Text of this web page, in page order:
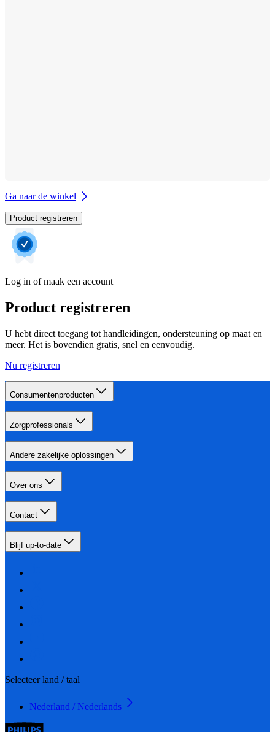
Ga naar de winkel
Product registreren
Log in of maak een account
Product registreren
U hebt direct toegang tot handleidingen, ondersteuning op maat en
meer. Het is bovendien gratis, snel en eenvoudig.
Nu registreren
Consumentenproducten
Zorgprofessionals
Andere zakelijke oplossingen
Over ons
Contact
Blijf up-to-date
Selecteer land / taal
Nederland / Nederlands